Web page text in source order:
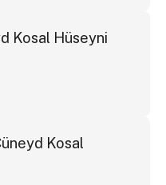
Kosal Hüseyni
Kosal